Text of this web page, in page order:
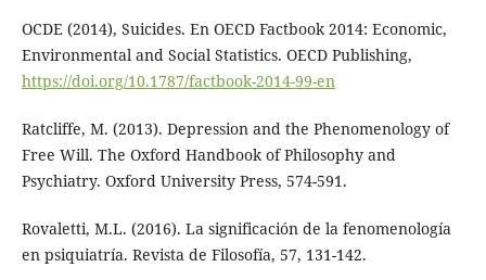
OCDE (2014), Suicides. En OECD Factbook 2014: Economic,
Environmental and Social Statistics. OECD Publishing,
https://doi.org/10.1787/factbook-2014-99-en
Ratcliffe, M. (2013). Depression and the Phenomenology of
Free Will. The Oxford Handbook of Philosophy and
Psychiatry. Oxford University Press, 574-591.
Rovaletti, M.L. (2016). La significación de la fenomenología
en psiquiatría. Revista de Filosofía, 57, 131-142.